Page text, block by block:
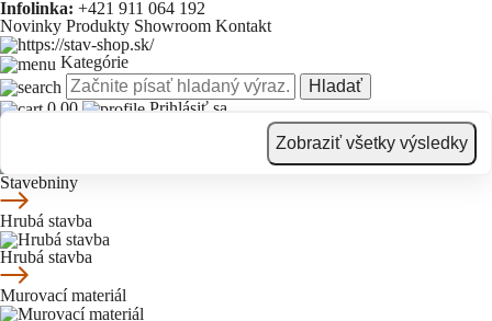
Infolinka: +421 911 064 192
Novinky Produkty Showroom Kontakt
Kategórie
Hladať
Zobraziť všetky výsledky
0.00
Prihlásiť sa
Kontakt
Stavebniny
Hrubá stavba
Hrubá stavba
Murovací materiál